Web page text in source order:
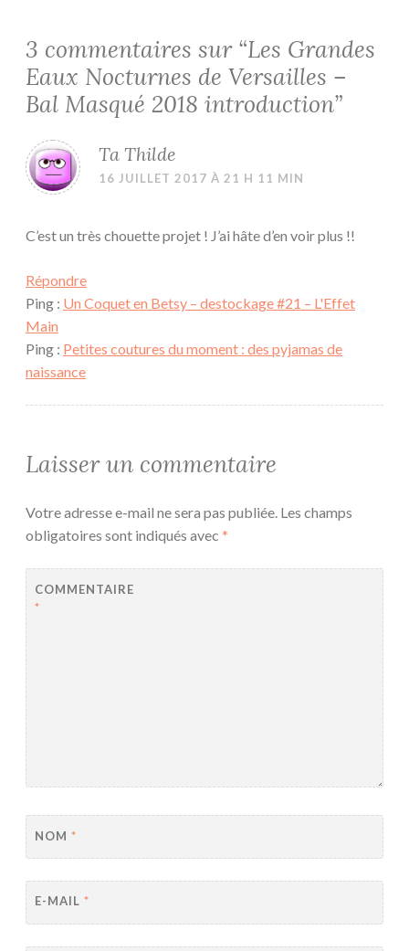
3 commentaires sur “Les Grandes
Eaux Nocturnes de Versailles –
Bal Masqué 2018 introduction”
Ta Thilde
16 JUILLET 2017 À 21 H 11 MIN
C’est un très chouette projet ! J’ai hâte d’en voir plus !!
Répondre
Ping : Un Coquet en Betsy – destockage #21 – L'Effet
Main
Ping : Petites coutures du moment : des pyjamas de
naissance
Laisser un commentaire
Votre adresse e-mail ne sera pas publiée. Les champs
obligatoires sont indiqués avec *
COMMENTAIRE
*
NOM *
E-MAIL *